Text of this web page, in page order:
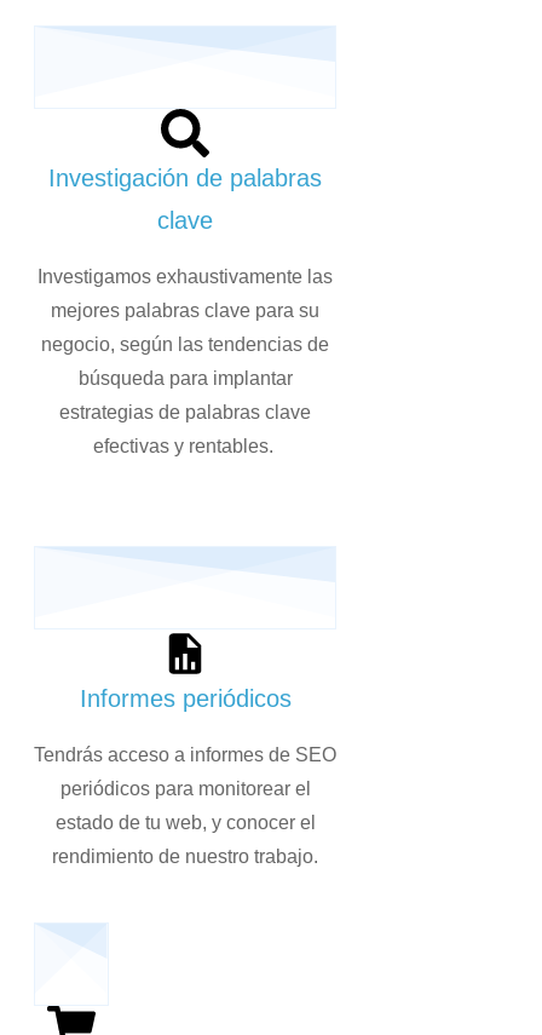
Investigación de palabras
clave
Investigamos exhaustivamente las
mejores palabras clave para su
negocio, según las tendencias de
búsqueda para implantar
estrategias de palabras clave
efectivas y rentables.
Informes periódicos
Tendrás acceso a informes de SEO
periódicos para monitorear el
estado de tu web, y conocer el
rendimiento de nuestro trabajo.